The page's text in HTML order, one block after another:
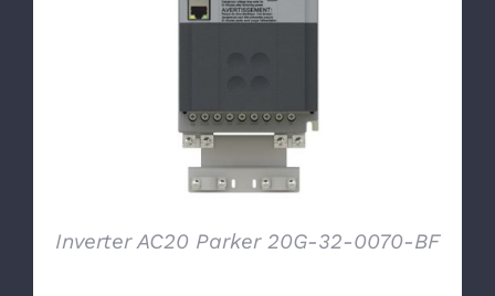
Inverter AC20 Parker 20G-32-0070-BF